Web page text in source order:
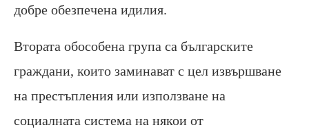
добре обезпечена идилия.
Втората обособена група са българските
граждани, които заминават с цел извършване
на престъпления или използване на
социалната система на някои от